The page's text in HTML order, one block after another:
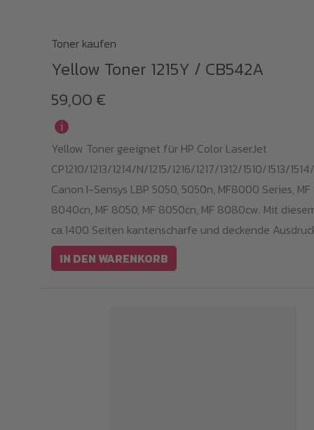
Toner kaufen
Yellow Toner 1215Y / CB542A
59,00 €
i
Yellow Toner geeignet für HP Color LaserJet
CP1210/1213/1214/N/1215/1216/1217/1312/1510/1513/
Canon I-Sensys LBP 5050, 5050n, MF8000 Series,
8040cn, MF 8050, MF 8050cn, MF 8080cw. Mit
ca.1400 Seiten kantenscharfe und deckende
IN DEN WARENKORB